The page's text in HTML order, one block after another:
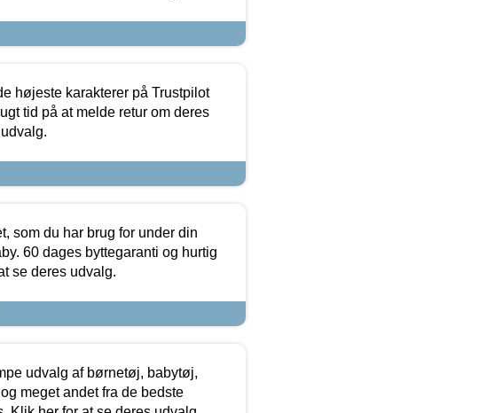
højeste karakterer på Trustpilot
tid på at melde retur om deres
som du har brug for under din
60 dages byttegaranti og hurtig
se deres udvalg.
udvalg af børnetøj, babytøj,
meget andet fra de bedste